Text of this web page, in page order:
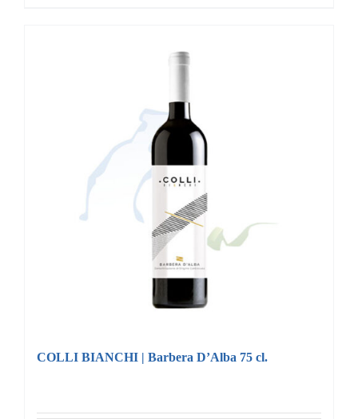
COLLI BIANCHI | Barbera D’Alba 75 cl.